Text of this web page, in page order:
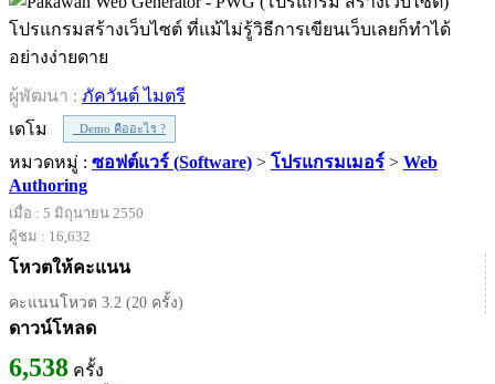
โปรแกรมสร้างเว็บไซต์ ที่แม้ไม่รู้วิธีการเขียนเว็บเลยก็ทำได้
อย่างง่ายดาย
ผู้พัฒนา : ภัควันต์ ไมตรี
เดโม
Demo คืออะไร ?
หมวดหมู่ : ซอฟต์แวร์ (Software) > โปรแกรมเมอร์ > Web
Authoring
เมื่อ : 5 มิถุนายน 2550
ผู้ชม : 16,632
โหวตให้คะแนน
คะแนนโหวต 3.2 (20 ครั้ง)
ดาวน์โหลด
6,538 ครั้ง